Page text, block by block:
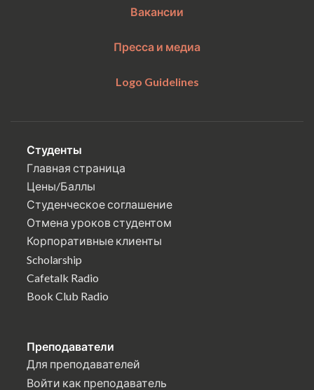
Вакансии
Пресса и медиа
Logo Guidelines
Студенты
Главная страница
Цены/Баллы
Студенческое соглашение
Отмена уроков студентом
Корпоративные клиенты
Scholarship
Cafetalk Radio
Book Club Radio
Преподаватели
Для преподавателей
Войти как преподаватель